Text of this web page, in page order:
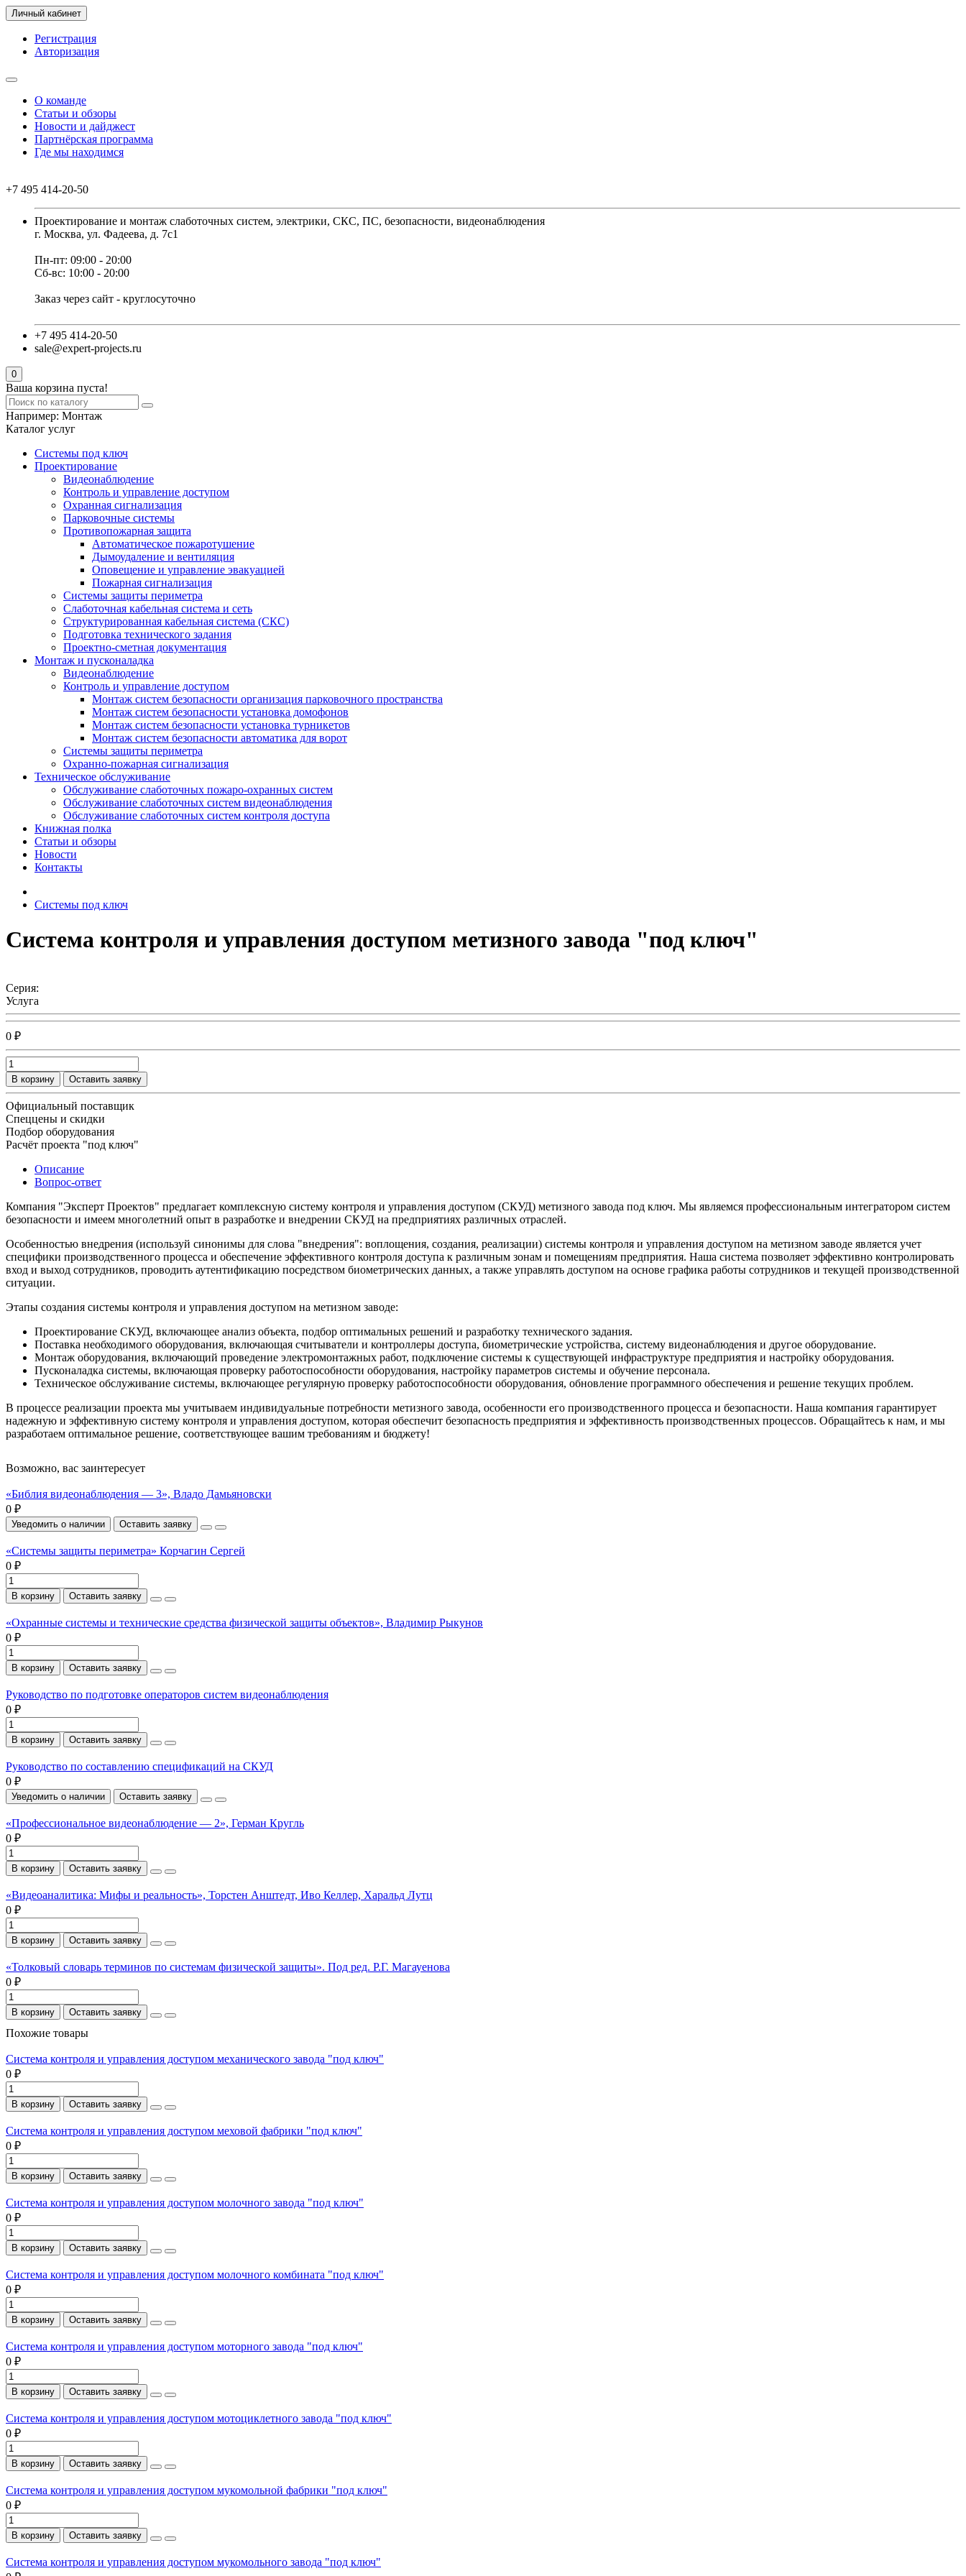
Личный кабинет
Регистрация
Авторизация
О команде
Статьи и обзоры
Новости и дайджест
Партнёрская программа
Где мы находимся
+7 495 414-20-50
Проектирование и монтаж слаботочных систем, электрики, СКС, ПС, безопасности, видеонаблюдения
г. Москва, ул. Фадеева, д. 7с1
Пн-пт: 09:00 - 20:00
Сб-вс: 10:00 - 20:00
Заказ через сайт - круглосуточно
+7 495 414-20-50
sale@expert-projects.ru
0
Ваша корзина пуста!
Например: Монтаж
Каталог услуг
Системы под ключ
Проектирование
Видеонаблюдение
Контроль и управление доступом
Охранная сигнализация
Парковочные системы
Противопожарная защита
Автоматическое пожаротушение
Дымоудаление и вентиляция
Оповещение и управление эвакуацией
Пожарная сигнализация
Системы защиты периметра
Слаботочная кабельная система и сеть
Структурированная кабельная система (СКС)
Подготовка технического задания
Проектно-сметная документация
Монтаж и пусконаладка
Видеонаблюдение
Контроль и управление доступом
Монтаж систем безопасности организация парковочного пространства
Монтаж систем безопасности установка домофонов
Монтаж систем безопасности установка турникетов
Монтаж систем безопасности автоматика для ворот
Системы защиты периметра
Охранно-пожарная сигнализация
Техническое обслуживание
Обслуживание слаботочных пожаро-охранных систем
Обслуживание слаботочных систем видеонаблюдения
Обслуживание слаботочных систем контроля доступа
Книжная полка
Статьи и обзоры
Новости
Контакты
Системы под ключ
Система контроля и управления доступом метизного завода "под ключ"
Серия:
Услуга
0 ₽
В корзину Оставить заявку
Официальный поставщик
Спеццены и скидки
Подбор оборудования
Расчёт проекта "под ключ"
Описание
Вопрос-ответ
Компания "Эксперт Проектов" предлагает комплексную систему контроля и управления доступом (СКУД) метизного завода под ключ. Мы являемся профессиональным интегратором систем
безопасности и имеем многолетний опыт в разработке и внедрении СКУД на предприятиях различных отраслей.
Особенностью внедрения (используй синонимы для слова "внедрения": воплощения, создания, реализации) системы контроля и управления доступом на метизном заводе является учет
специфики производственного процесса и обеспечение эффективного контроля доступа к различным зонам и помещениям предприятия. Наша система позволяет эффективно контролировать
вход и выход сотрудников, проводить аутентификацию посредством биометрических данных, а также управлять доступом на основе графика работы сотрудников и текущей производственной
ситуации.
Этапы создания системы контроля и управления доступом на метизном заводе:
Проектирование СКУД, включающее анализ объекта, подбор оптимальных решений и разработку технического задания.
Поставка необходимого оборудования, включающая считыватели и контроллеры доступа, биометрические устройства, систему видеонаблюдения и другое оборудование.
Монтаж оборудования, включающий проведение электромонтажных работ, подключение системы к существующей инфраструктуре предприятия и настройку оборудования.
Пусконаладка системы, включающая проверку работоспособности оборудования, настройку параметров системы и обучение персонала.
Техническое обслуживание системы, включающее регулярную проверку работоспособности оборудования, обновление программного обеспечения и решение текущих проблем.
В процессе реализации проекта мы учитываем индивидуальные потребности метизного завода, особенности его производственного процесса и безопасности. Наша компания гарантирует
надежную и эффективную систему контроля и управления доступом, которая обеспечит безопасность предприятия и эффективность производственных процессов. Обращайтесь к нам, и мы
разработаем оптимальное решение, соответствующее вашим требованиям и бюджету!
Возможно, вас заинтересует
«Библия видеонаблюдения — 3», Владо Дамьяновски
0 ₽
Уведомить о наличии Оставить заявку
«Системы защиты периметра» Корчагин Сергей
0 ₽
В корзину Оставить заявку
«Охранные системы и технические средства физической защиты объектов», Владимир Рыкунов
0 ₽
В корзину Оставить заявку
Руководство по подготовке операторов систем видеонаблюдения
0 ₽
В корзину Оставить заявку
Руководство по составлению спецификаций на СКУД
0 ₽
Уведомить о наличии Оставить заявку
«Профессиональное видеонаблюдение — 2», Герман Кругль
0 ₽
В корзину Оставить заявку
«Видеоаналитика: Мифы и реальность», Торстен Анштедт, Иво Келлер, Харальд Лутц
0 ₽
В корзину Оставить заявку
«Толковый словарь терминов по системам физической защиты». Под ред. Р.Г. Магауенова
0 ₽
В корзину Оставить заявку
Похожие товары
Система контроля и управления доступом механического завода "под ключ"
0 ₽
В корзину Оставить заявку
Система контроля и управления доступом меховой фабрики "под ключ"
0 ₽
В корзину Оставить заявку
Система контроля и управления доступом молочного завода "под ключ"
0 ₽
В корзину Оставить заявку
Система контроля и управления доступом молочного комбината "под ключ"
0 ₽
В корзину Оставить заявку
Система контроля и управления доступом моторного завода "под ключ"
0 ₽
В корзину Оставить заявку
Система контроля и управления доступом мотоциклетного завода "под ключ"
0 ₽
В корзину Оставить заявку
Система контроля и управления доступом мукомольной фабрики "под ключ"
0 ₽
В корзину Оставить заявку
Система контроля и управления доступом мукомольного завода "под ключ"